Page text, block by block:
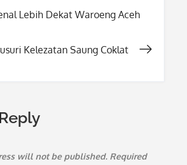
Lebih Dekat Waroeng Aceh
Kelezatan Saung Coklat
will not be published. Required